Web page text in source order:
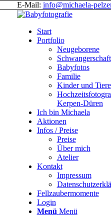
E-Mail: info@michaela-
Start
Portfolio
Neugeborene
Schwangerschaft
Babyfotos
Familie
Kinder und Tiere
Kerpen-Düren
Ich bin Michaela
Aktionen
Infos / Preise
Preise
Über mich
Atelier
Kontakt
Impressum
Fellzaubermomente
Login
Menü Menü